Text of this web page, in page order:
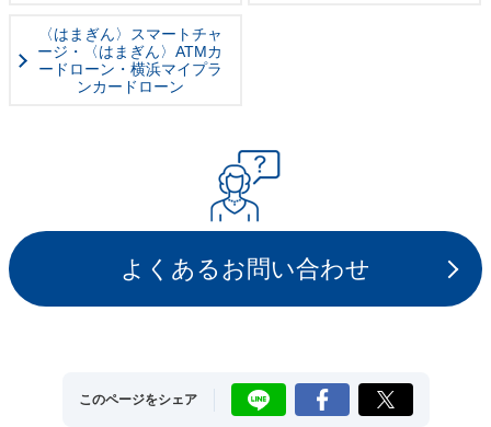
〈はまぎん〉スマートチャ
ージ・
〈はまぎん〉ATMカ
ードローン・ 横浜マイプラ
ンカードローン
よくあるお問い合わせ
このページをシェア LINE Facebook X